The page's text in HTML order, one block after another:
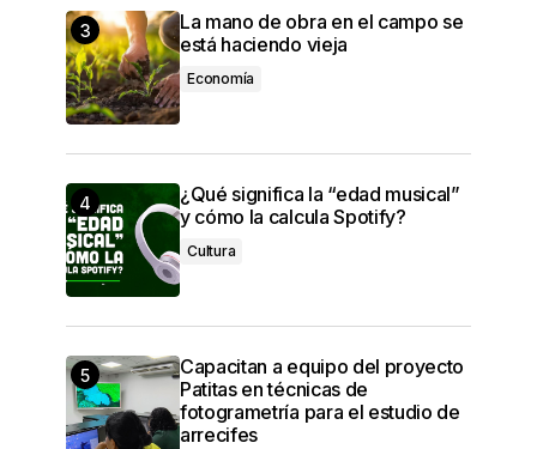
La mano de obra en el campo se
está haciendo vieja
Economía
¿Qué significa la “edad musical”
y cómo la calcula Spotify?
Cultura
Capacitan a equipo del proyecto
Patitas en técnicas de
fotogrametría para el estudio de
arrecifes